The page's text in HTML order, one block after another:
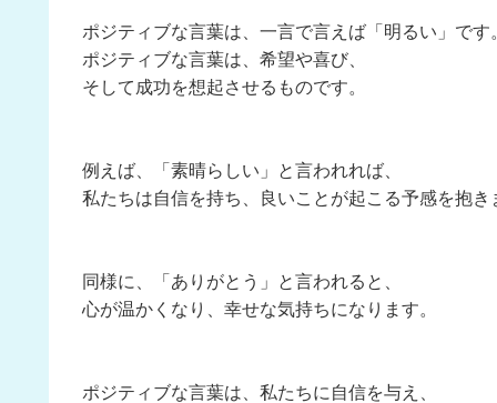
ポジティブな言葉は、一言で言えば「明るい」です
ポジティブな言葉は、希望や喜び、
そして成功を想起させるものです。
例えば、「素晴らしい」と言われれば、
私たちは自信を持ち、良いことが起こる予感を抱き
同様に、「ありがとう」と言われると、
心が温かくなり、幸せな気持ちになります。
ポジティブな言葉は、私たちに自信を与え、